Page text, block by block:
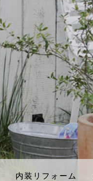
内装リフォーム
内装リフォーム